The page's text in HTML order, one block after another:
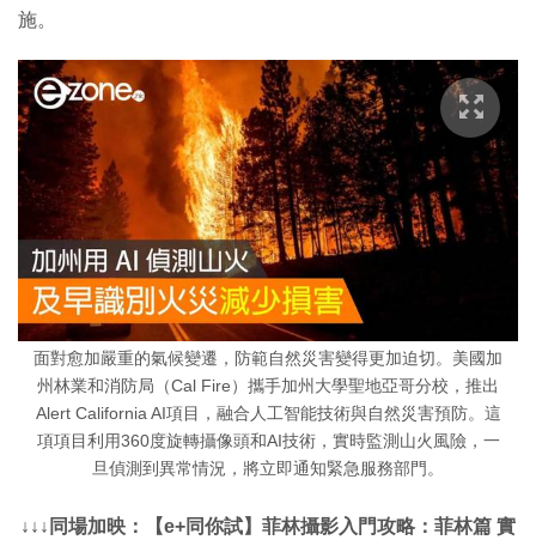
施。
面對愈加嚴重的氣候變遷，防範自然災害變得更加迫切。美國加
州林業和消防局（Cal Fire）攜手加州大學聖地亞哥分校，推出
Alert California AI項目，融合人工智能技術與自然災害預防。這
項項目利用360度旋轉攝像頭和AI技術，實時監測山火風險，一
旦偵測到異常情況，將立即通知緊急服務部門。
↓↓↓同場加映：【e+同你試】菲林攝影入門攻略：菲林篇 實